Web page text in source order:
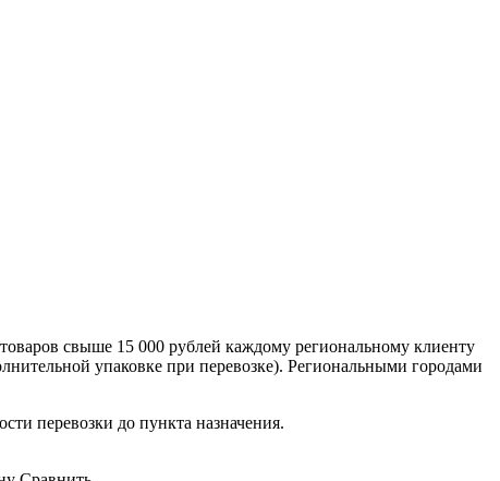
свыше 15 000 рублей каждому региональному клиенту
упаковке при перевозке). Региональными городами
перевозки до пункта назначения.